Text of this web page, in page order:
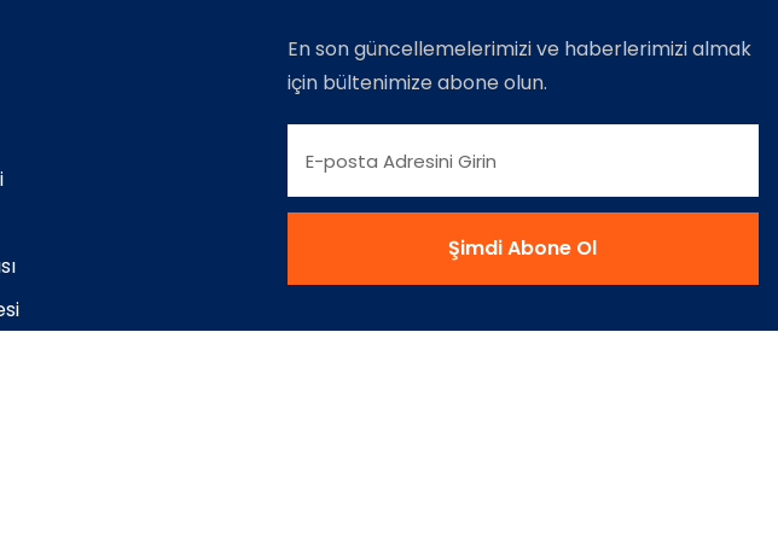
En son güncellemelerimizi ve haberlerimizi almak
için bültenimize abone olun.